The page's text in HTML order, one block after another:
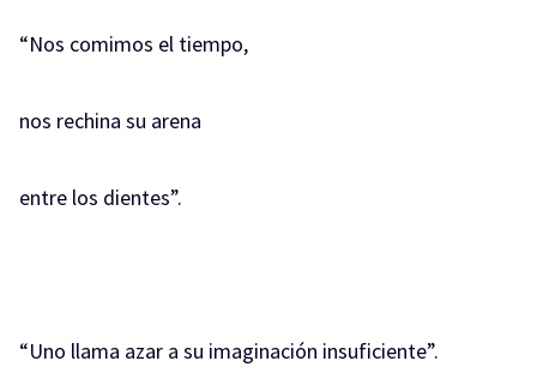
“Nos comimos el tiempo,
nos rechina su arena
entre los dientes”.
“Uno llama azar a su imaginación insuficiente”.